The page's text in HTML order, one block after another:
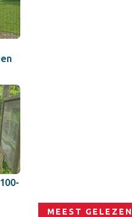
MEEST GELEZEN